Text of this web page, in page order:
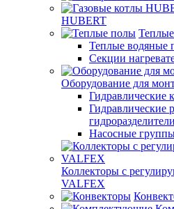
HUBERT
Теплые водяные
Секции
Оборудование для
Гидравлические
Гидравлические
Насосные
Коллекторы с
VALFEX